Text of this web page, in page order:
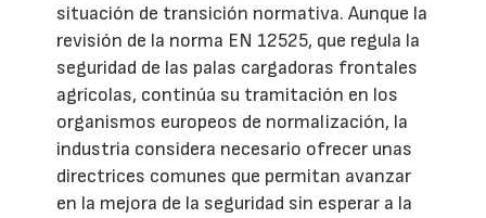
situación de transición normativa. Aunque la
revisión de la norma EN 12525, que regula la
seguridad de las palas cargadoras frontales
agrícolas, continúa su tramitación en los
organismos europeos de normalización, la
industria considera necesario ofrecer unas
directrices comunes que permitan avanzar
en la mejora de la seguridad sin esperar a la